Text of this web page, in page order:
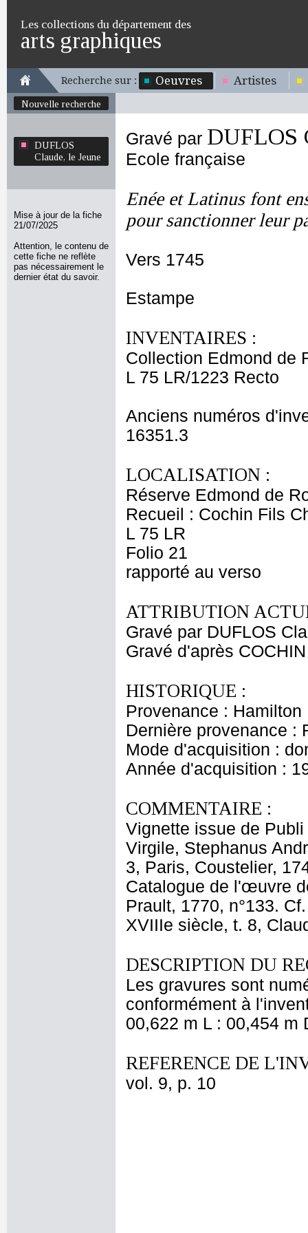
Les collections du département des
arts graphiques
Recherche sur : Oeuvres Artistes
Nouvelle recherche
DUFLOS
Claude, le Jeune
Mise à jour de la fiche
21/07/2025
Attention, le contenu de
cette fiche ne reflète
pas nécessairement le
dernier état du savoir.
Gravé par DUFLOS
Ecole française
Enée et Latinus font
pour sanctionner leur
Vers 1745
Estampe
INVENTAIRES :
Collection Edmond de
L 75 LR/1223 Recto
Anciens numéros
16351.3
LOCALISATION :
Réserve Edmond de
Recueil : Cochin Fils
L 75 LR
Folio 21
rapporté au verso
ATTRIBUTION
Gravé par DUFLOS
Gravé d'après
HISTORIQUE :
Provenance : Hamilton
Dernière provenance :
Mode d'acquisition :
Année d'acquisition :
COMMENTAIRE :
Vignette issue de
Virgile, Stephanus
3, Paris, Coustelier,
Catalogue de l'œuvre
Prault, 1770, n°133.
XVIIIe siècle, t. 8,
DESCRIPTION DU
Les gravures sont
conformément à
00,622 m L : 00,454 m
REFERENCE DE
vol. 9, p. 10